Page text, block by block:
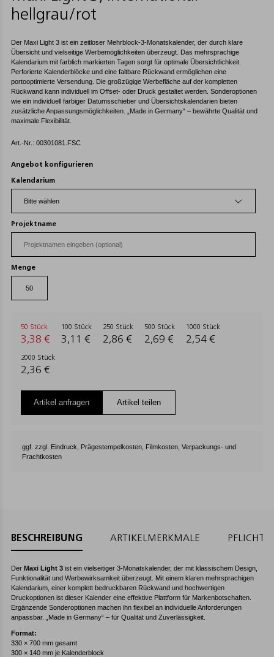
hellgrau/rot
Der Maxi Light 3 ist ein zeitloser Mehrblock-3-Monatskalender, der durch klare
Übersicht und vielseitige Werbemöglichkeiten überzeugt. Das mehrsprachige
Kalendarium mit farblich markierten Tagen sorgt für optimale Übersichtlichkeit.
Perforierte Kalenderblöcke und eine faltbare Rückwand ermöglichen eine
portooptimierte Versendung. Die großzügige Werbefläche auf der kompletten
Rückwand kann individuell im Offset- oder Druck gestaltet werden. Sonderoptionen
wie ein individuell farbiger Datumsschieber und Übersichtskalendarien bieten
zusätzliche Anpassungsmöglichkeiten. „Made in Germany“ – bewährte Qualität und
maximale Flexibilität.
Art.-Nr.: 00301081.FSC
Angebot konfigurieren
Kalendarium
Projektname
Menge
50 Stück
3,38 €
100 Stück
3,11 €
250 Stück
2,86 €
500 Stück
2,69 €
1000 Stück
2,54 €
2000 Stück
2,36 €
Artikel anfragen Artikel teilen
ggf. zzgl. Eindruck, Prägestempelkosten, Filmkosten, Verpackungs- und
Frachtkosten
BESCHREIBUNG ARTIKELMERKMALE
Der Maxi Light 3 ist ein vielseitiger 3-Monatskalender, der mit klassischem Design,
Funktionalität und Werbewirksamkeit überzeugt. Mit einem klaren mehrsprachigen
Kalendarium, einer komplett bedruckbaren Rückwand und hochwertigen
Druckoptionen ist dieser Kalender eine effektive Plattform für Markenbotschaften.
Ergänzende Sonderoptionen machen ihn flexibel an individuelle Anforderungen
anpassbar. „Made in Germany“ – für Qualität und Zuverlässigkeit.
Format:
330 × 700 mm gesamt
300 × 140 mm je Kalenderblock